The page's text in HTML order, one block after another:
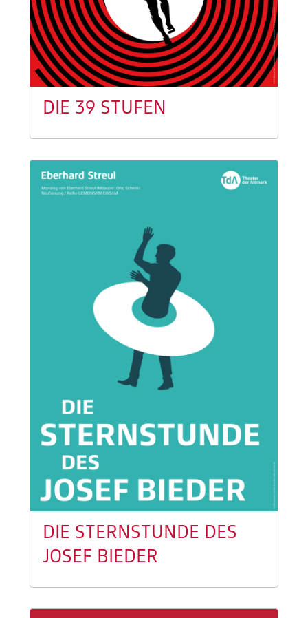
DIE 39 STUFEN
DIE STERNSTUNDE DES
JOSEF BIEDER